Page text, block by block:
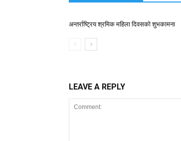
अन्तर्राष्ट्रिय श्रमिक महिला दिवसको शुभकामना
LEAVE A REPLY